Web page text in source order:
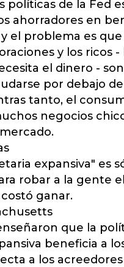
políticas de la Fed
ahorradores en
y el problema es que
y los ricos
el dinero -
por debajo de
tanto, el
negocios
expansiva" es
robar a la gente
ganar.
que la
beneficia a
a los